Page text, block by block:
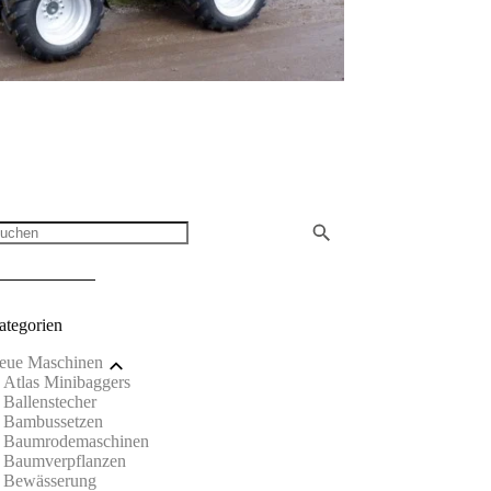
Maschinen
Atlas Minibaggers
Ballenstecher
Bambussetzen
Baumrodemaschinen
Baumverpflanzen
Bewässerung